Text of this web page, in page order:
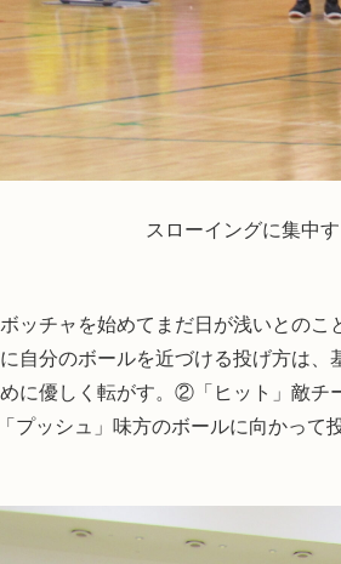
スローイングに集中
ッチャを始めてまだ日が浅いとの
自分のボールを近づける投げ方は
に優しく転がす。②「ヒット」敵
プッシュ」味方のボールに向かって